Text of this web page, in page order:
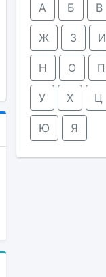
А Б В
Ж З И
Н О П
У Х Ц
Ю Я